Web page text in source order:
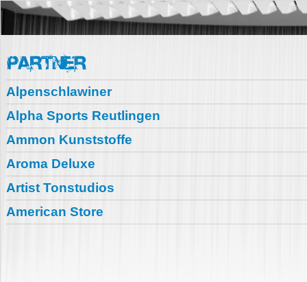
Alpenschlawiner
Alpha Sports Reutlingen
Ammon Kunststoffe
Aroma Deluxe
Artist Tonstudios
American Store